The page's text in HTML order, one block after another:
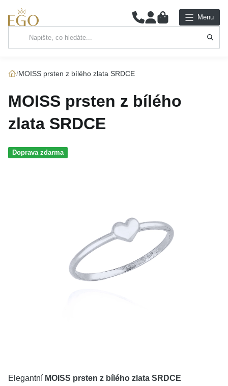
0 Menu
Hlavní kategorie
MOISS prsten z bílého zlata SRDCE
MOISS prsten z bílého
zlata SRDCE
Doprava zdarma
Elegantní MOISS prsten z bílého zlata SRDCE